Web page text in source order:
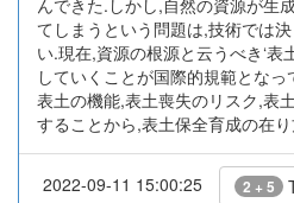
んできた.しかし,自然の資源が生
てしまうという問題は,技術では
い.現在,資源の根源と云うべき‘表
していくことが国際的規範とな
表土の機能,表土喪失のリスク,表
することから,表土保全育成の在
2022-09-11 15:00:25 2 + 5